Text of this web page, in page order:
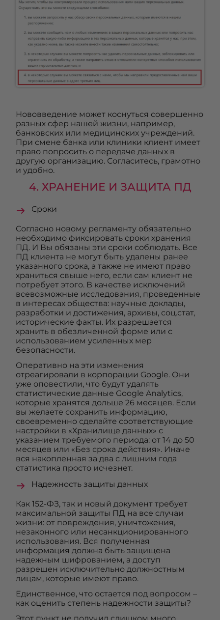
Нововведение может коснуться совершенно
разных сфер нашей жизни, например,
банковских или медицинских учреждений.
При смене банка или клиники клиент имеет
право попросить о передаче данных в
другую организацию. Согласитесь, грамотно
и удобно.
4. ХРАНЕНИЕ И ЗАЩИТА ПД
Сроки
Согласно новому регламенту обязательно
необходимо фиксировать сроки хранения
ПД. И Вы обязаны эти сроки соблюдать. Все
ПД клиента не могут быть удалены ранее
указанного срока, а также не имеют право
храниться свыше него, если сам клиент не
потребует этого. В качестве исключений
всевозможные исследования, проведенные
в интересах общества: научные доклады,
разработки и достижения, архивы, соц.стат,
исторические факты. Их разрешается
хранить в обезличенной форме или с
использованием усиленных мер
безопасности.
Оперативно на эти изменения
отреагировали в корпорации Google. Они
уже оповестили, что будут удалять
статистические данные Google Analytics,
которые хранятся дольше 26 месяцев. Если
вы желаете сохранить информацию,
своевременно сделайте соответствующие
настройки в «Хранилище данных» с
указанием требуемого периода: от 14 до 50
месяцев или «Без срока действия». Иначе
вся накопленная за два с лишним года
статистика просто исчезнет.
Надежность защиты данных
Как 152-ФЗ, так и новый документ требует
максимальной защиты ПД на все случаи
жизни: от повреждения, уничтожения,
незаконного или несанкционированного
использования. Вся полученная
информация должна быть защищена
надежным шифрованием, а доступ
разрешен исключительно должностным
лицам, которые имеют право.
Единственное, что остается под вопросом –
как оценить степень надежности защиты?